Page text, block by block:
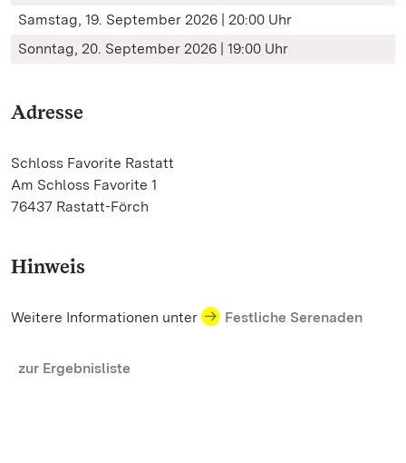
Samstag, 19. September 2026 | 20:00 Uhr
Sonntag, 20. September 2026 | 19:00 Uhr
Adresse
Schloss Favorite Rastatt
Am Schloss Favorite 1
76437 Rastatt-Förch
Hinweis
Weitere Informationen unter Festliche Serenaden
zur Ergebnisliste